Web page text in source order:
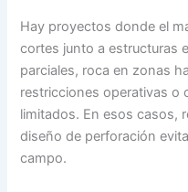
Hay proyectos donde el
cortes junto a estructuras
parciales, roca en zonas
restricciones operativas o
limitados. En esos casos,
diseño de perforación
campo.